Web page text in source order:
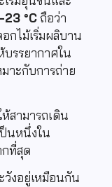
°Cถือว่า
กไม้เริ่มผลิบาน
บรรยากาศใน
าะกับการถ่าย
สามารถเดิน
ป็นหนึ่งใน
กที่สุด
วังอยู่เหมือนกัน